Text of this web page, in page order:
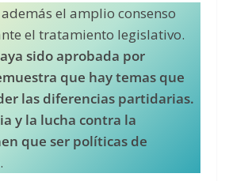
el amplio consenso
el tratamiento legislativo.
sido aprobada por
que hay temas que
las diferencias partidarias.
y la lucha contra la
que ser políticas de